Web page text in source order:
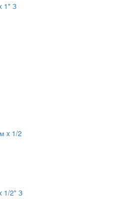
1" З
1/2" З